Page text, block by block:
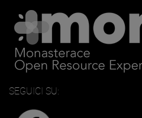
SEGUICI SU: